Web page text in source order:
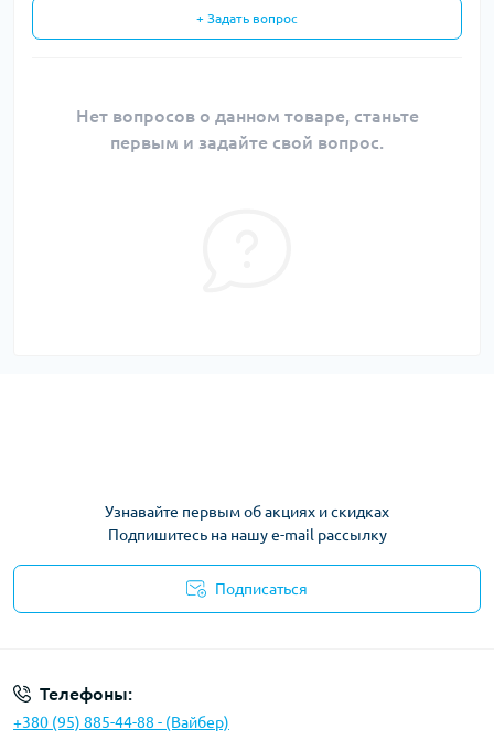
+ Задать вопрос
Нет вопросов о данном товаре, станьте
первым и задайте свой вопрос.
Узнавайте первым об акциях и скидках
Подпишитесь на нашу e-mail рассылку
Подписаться
Телефоны:
+380 (95) 885-44-88 - (Вайбер)